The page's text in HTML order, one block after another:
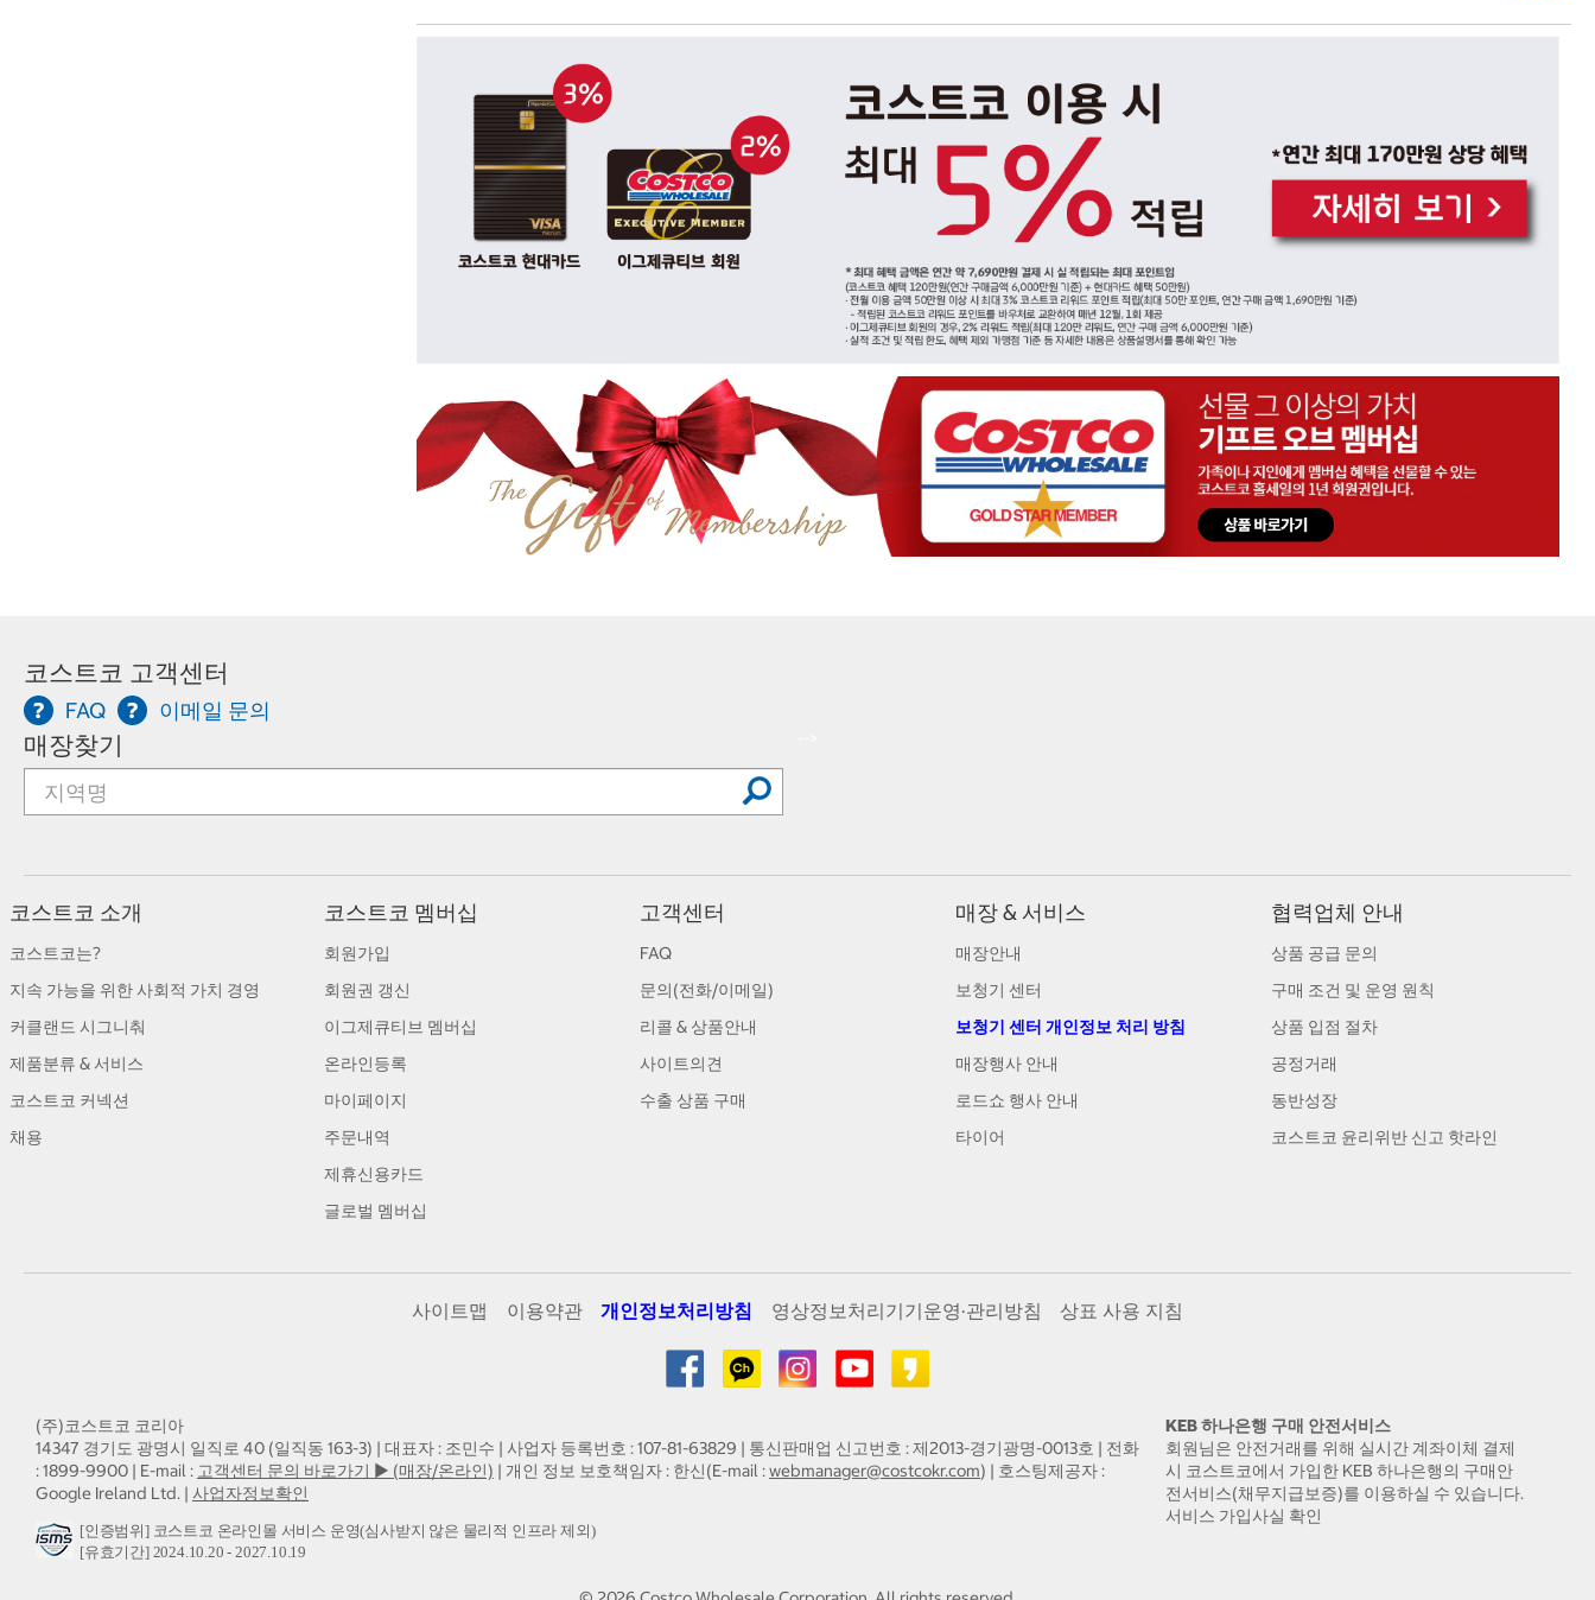
코스트코 고객센터
FAQ 이메일 문의
매장찾기
코스트코 소개
코스트코는?
지속 가능을 위한 사회적 가치 경영
커클랜드 시그니춰
제품분류 & 서비스
코스트코 커넥션
채용
코스트코 멤버십
회원가입
회원권 갱신
이그제큐티브 멤버십
온라인등록
마이페이지
주문내역
제휴신용카드
글로벌 멤버십
고객센터
FAQ
문의(전화/이메일)
리콜 & 상품안내
사이트의견
수출 상품 구매
매장 & 서비스
매장안내
보청기 센터
보청기 센터 개인정보 처리 방침
매장행사 안내
로드쇼 행사 안내
타이어
협력업체 안내
상품 공급 문의
구매 조건 및 운영 원칙
상품 입점 절차
공정거래
동반성장
코스트코 윤리위반 신고 핫라인
사이트맵 이용약관 개인정보처리방침 영상정보처리기기운영·관리방침 상표 사용 지침
(주)코스트코 코리아
14347 경기도 광명시 일직로 40 (일직동 163-3) | 대표자 : 조민수 | 사업자 등록번호 : 107-81-63829 | 통신판매업 신고번호 : 제2013-경기광명-0013호 | 전화
: 1899-9900 | E-mail : 고객센터 문의 바로가기 ▶ (매장/온라인) | 개인 정보 보호책임자 : 한신(E-mail :webmanager@costcokr.com) | 호스팅제공자 :
Google Ireland Ltd. | 사업자정보확인
[인증범위] 코스트코 온라인몰 서비스 운영(심사받지 않은 물리적 인프라 제외)
[유효기간] 2024.10.20 - 2027.10.19
KEB 하나은행 구매 안전서비스
회원님은 안전거래를 위해 실시간 계좌이체 결제
시 코스트코에서 가입한 KEB 하나은행의 구매안
전서비스(채무지급보증)를 이용하실 수 있습니다.
서비스 가입사실 확인